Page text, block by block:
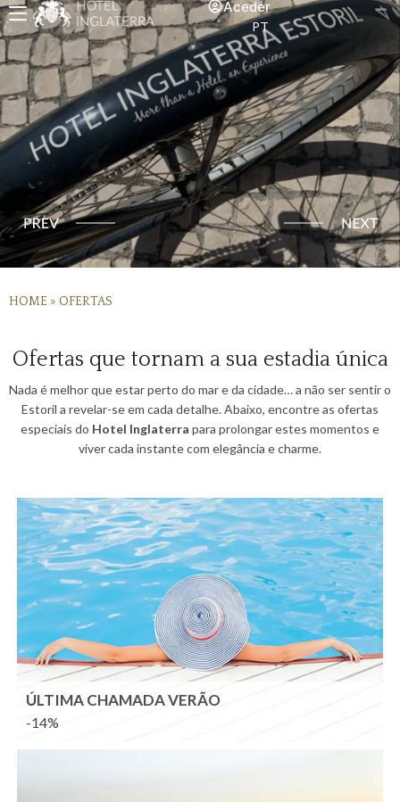
Aceder
PT
HOME » OFERTAS
Ofertas que tornam a sua estadia única
Nada é melhor que estar perto do mar e da cidade… a não ser sentir o
Estoril a revelar-se em cada detalhe. Abaixo, encontre as ofertas
especiais do Hotel Inglaterra para prolongar estes momentos e
viver cada instante com elegância e charme.
ÚLTIMA CHAMADA VERÃO
-14%